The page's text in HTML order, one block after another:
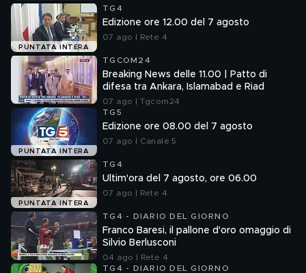
PUNTATA INTERA
TG4
Edizione ore 12.00 del 7 agosto
07 ago | Rete 4
TGCOM24
Breaking News delle 11.00 | Patto di
difesa tra Ankara, Islamabad e Riad
07 ago | Tgcom24
PUNTATA INTERA
TG5
Edizione ore 08.00 del 7 agosto
07 ago | Canale 5
PUNTATA INTERA
TG4
Ultim'ora del 7 agosto, ore 06.00
07 ago | Rete 4
TG4 - DIARIO DEL GIORNO
Franco Baresi, il pallone d'oro omaggio di
Silvio Berlusconi
04 ago | Rete 4
TG4 - DIARIO DEL GIORNO